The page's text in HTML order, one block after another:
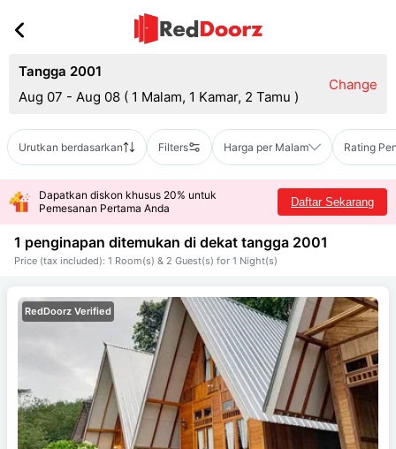
Tangga 2001
Aug 07 - Aug 08 ( 1 Malam, 1 Kamar, 2 Tamu )
Change
Urutkan berdasarkan Filters Harga per Malam Rating
Dapatkan diskon khusus 20% untuk
Pemesanan Pertama Anda
Daftar Sekarang
1 penginapan ditemukan di dekat tangga 2001
Price (tax included): 1 Room(s) & 2 Guest(s) for 1 Night(s)
RedDoorz Verified